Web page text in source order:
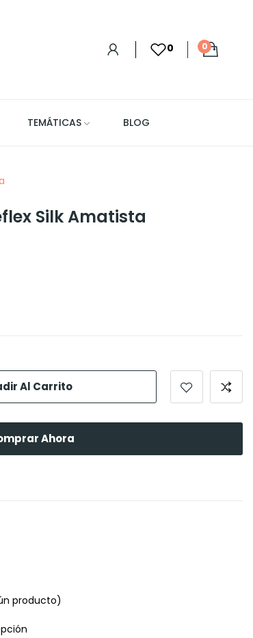
0 0
TEMÁTICAS BLOG
Silk Amatista
Al Carrito
Ahora
producto)